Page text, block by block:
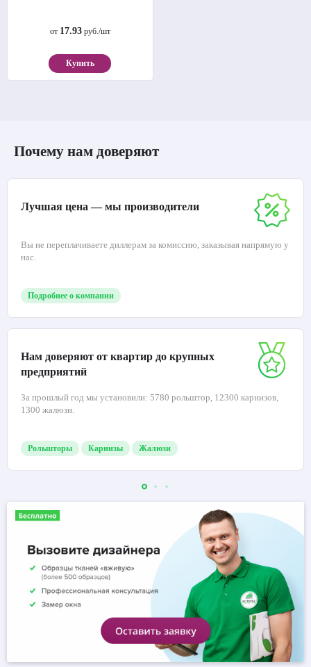
от 17.93руб./шт
Купить
Почему нам доверяют
Лучшая цена — мы производители
Вы не переплачиваете диллерам за комиссию, заказывая напрямую у
нас.
Подробнее о компании
Нам доверяют от квартир до крупных
предприятий
За прошлый год мы установили: 5780 рольштор, 12300 карнизов,
1300 жалюзи.
Рольшторы Карнизы Жалюзи